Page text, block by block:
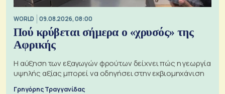
WORLD 09.08.2026, 08:00
Πού κρύβεται σήμερα ο «χρυσός» της
Αφρικής
Η αύξηση των εξαγωγών φρούτων δείχνει πώς η γεωργία
υψηλής αξίας μπορεί να οδηγήσει στην εκβιομηχάνιση
Γρηγόρης Τραγγανίδας